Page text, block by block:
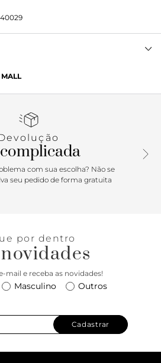
formato geométrico e vazado.
com monograma Arezzo. Para
com sua escolha? Não se
seu pedido de forma gratuita
por dentro
mail e receba as novidades!
Masculino Outros
Cadastrar